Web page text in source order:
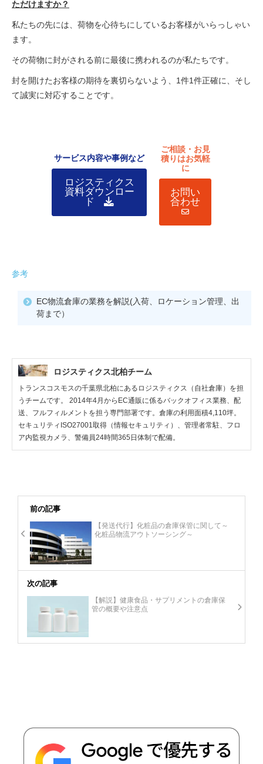
ただけますか？
私たちの先には、荷物を心待ちにしているお客様がいらっしゃい
ます。
その荷物に封がされる前に最後に携われるのが私たちです。
封を開けたお客様の期待を裏切らないよう、1件1件正確に、そし
て誠実に対応することです。
サービス内容や事例など
​ロジスティクス
資料ダウンロー
ド
ご相談・お見
積りはお気軽
に
お問い
合わせ
参考
EC物流倉庫の業務を解説(入荷、ロケーション管理、出
荷まで）
ロジスティクス北柏チーム
トランスコスモスの千葉県北柏にあるロジスティクス（自社倉庫）を担
うチームです。 2014年4月からEC通販に係るバックオフィス業務、配
送、フルフィルメントを担う専門部署です。倉庫の利用面積4,110坪。
セキュリティISO27001取得（情報セキュリティ）、管理者常駐、フロ
ア内監視カメラ、警備員24時間365日体制で配備。
前の記事
【発送代行】化粧品の倉庫保管に関して～
化粧品物流アウトソーシング～
次の記事
【解説】健康食品・サプリメントの倉庫保
管の概要や注意点